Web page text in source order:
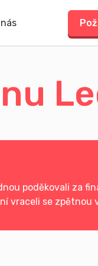
poděkovali za
vraceli se zpětnou